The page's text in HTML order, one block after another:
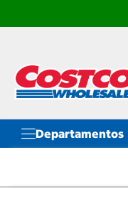
contenido
menú
navegación
Departamentos